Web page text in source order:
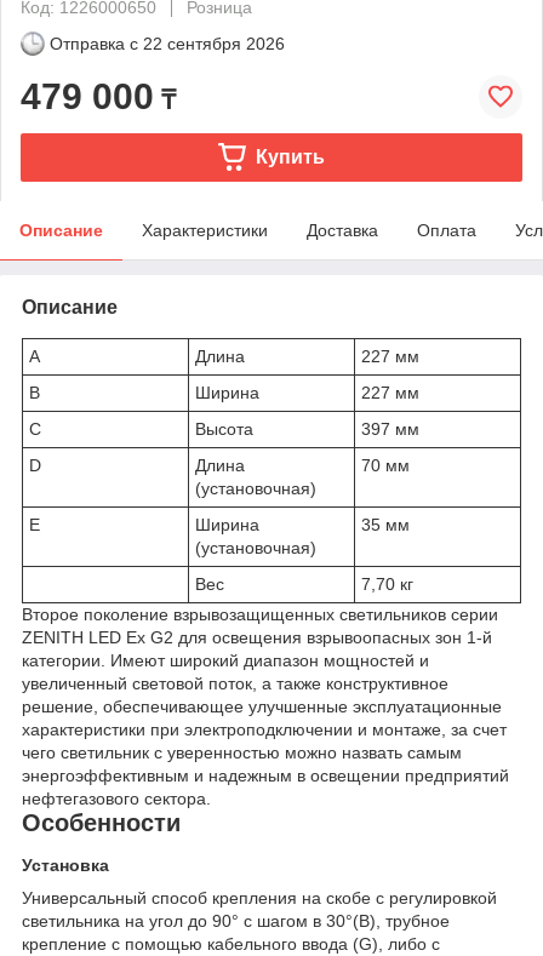
Код: 1226000650
Розница
Отправка с 22 сентября 2026
479 000 ₸
Купить
Описание Характеристики Доставка Оплата
Описание
A Длина
227 мм
B
Ширина
227 мм
C
Высота
397 мм
D
Длина
(установочная)
70 мм
E
Ширина
(установочная)
35 мм
Вес
7,70 кг
Второе поколение взрывозащищенных светильников серии
ZENITH LED Ex G2 для освещения взрывоопасных зон 1-й
категории. Имеют широкий диапазон мощностей и
увеличенный световой поток, а также конструктивное
решение, обеспечивающее улучшенные эксплуатационные
характеристики при электроподключении и монтаже, за счет
чего светильник с уверенностью можно назвать самым
энергоэффективным и надежным в освещении предприятий
нефтегазового сектора.
Особенности
Установка
Универсальный способ крепления на скобе с регулировкой
светильника на угол до 90° с шагом в 30°(B), трубное
крепление с помощью кабельного ввода (G), либо с